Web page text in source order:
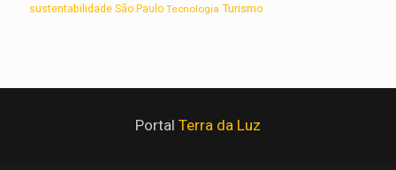
sustentabilidade São Paulo Tecnologia Turismo
Portal Terra da Luz